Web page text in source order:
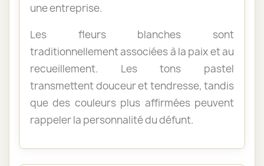
une entreprise.
Les fleurs blanches sont
traditionnellement associées à la paix et au
recueillement. Les tons pastel
transmettent douceur et tendresse, tandis
que des couleurs plus affirmées peuvent
rappeler la personnalité du défunt.